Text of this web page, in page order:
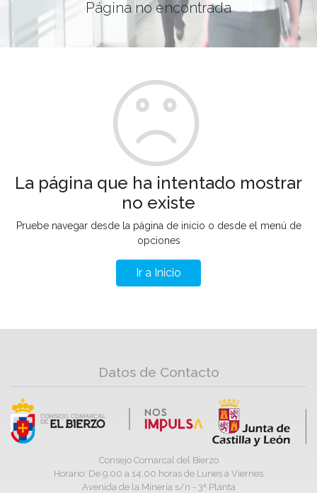
Página no encontrada
La página que ha intentado mostrar
no existe
Pruebe navegar desde la página de inicio o desde el menú de
opciones
Ir a Inicio
Datos de Contacto
Consejo Comarcal del Bierzo
Horario: De 9,00 a 14,00 horas de Lunes a Viernes
Avenida de la Minería s/n - 3ª Planta